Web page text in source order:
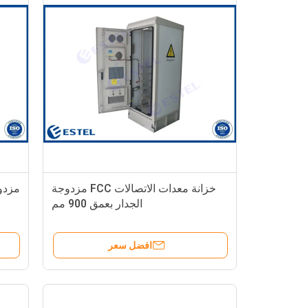
خزانة معدات الاتصالات FCC مزدوجة
الجدار بعمق 900 مم
افضل سعر